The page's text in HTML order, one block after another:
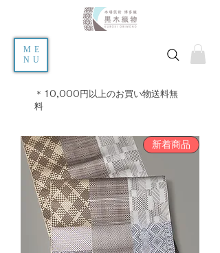
ME
NU
＊10,000円以上のお買い物送料無
料
新着商品